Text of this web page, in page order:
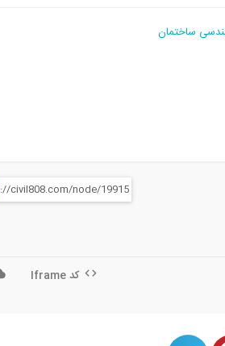
ساختمان
کد Iframe